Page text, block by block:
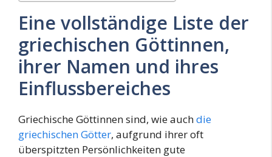
Eine vollständige Liste der
griechischen Göttinnen,
ihrer Namen und ihres
Einflussbereiches
Griechische Göttinnen sind, wie auchdie
griechischen Götter, aufgrund ihrer oft
überspitzten Persönlichkeiten gute